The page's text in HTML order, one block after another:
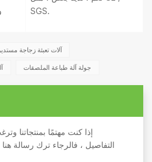
SGS.
آلات تعبئة زجاجة
جولة آلة طباعة الملصقات
إذا كنت مهتمًا بمنتجاتنا
التفاصيل ، فالرجاء ترك رسالة